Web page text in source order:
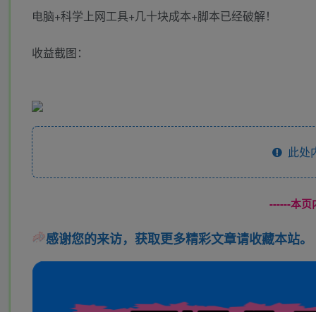
电脑+科学上网工具+几十块成本+脚本已经破解！
收益截图：
此处
------本页
感谢您的来访，获取更多精彩文章请收藏本站。